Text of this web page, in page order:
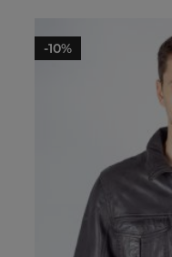
-10%